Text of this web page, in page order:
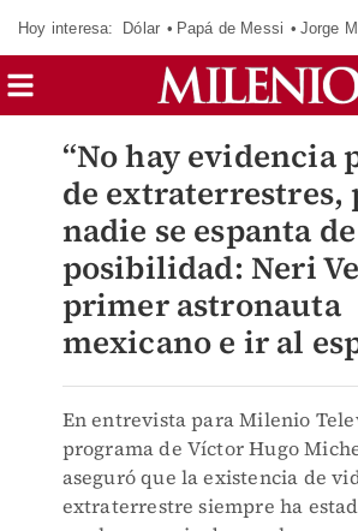
Hoy interesa: Dólar Papá de Messi Jorge
“No hay evidencia
de extraterrestres,
nadie se espanta
posibilidad: Neri
primer astronauta
mexicano e ir al
En entrevista para Milenio
programa de Víctor Hugo
aseguró que la existencia de
extraterrestre siempre ha